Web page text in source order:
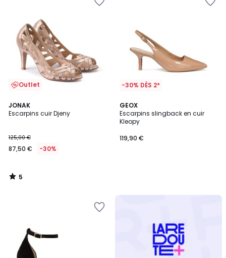
Outlet
JONAK
Escarpins cuir Djeny
125,00 €
87,50 € -30%
5
/
5
/
-30% DÈS 2*
GEOX
Escarpins slingback en cuir
Kleopy
119,90 €